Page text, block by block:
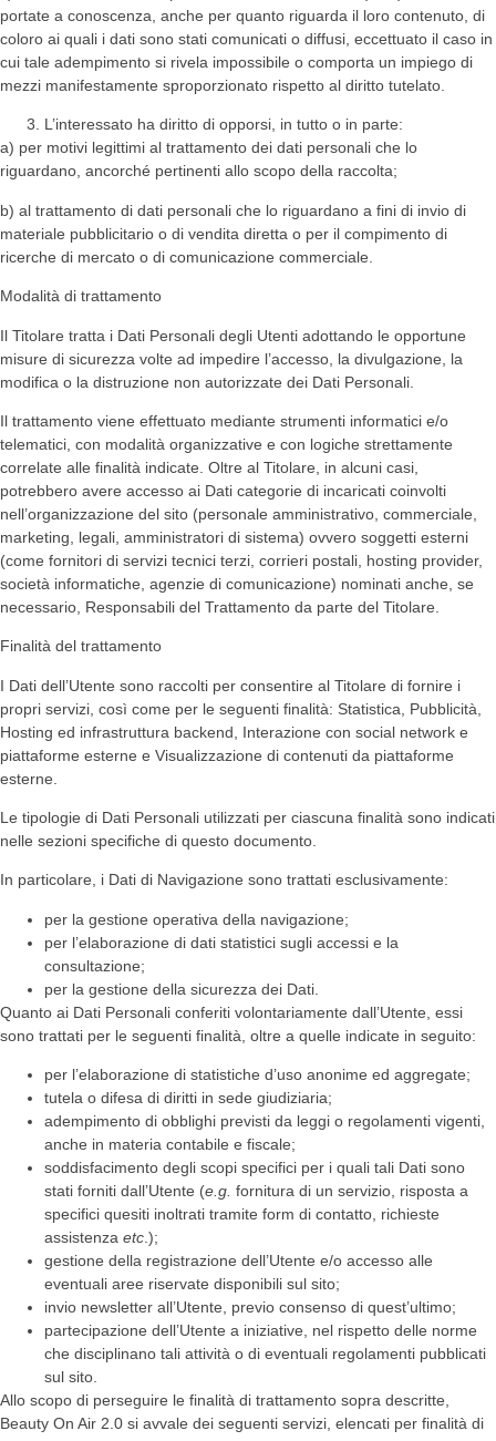
portate a conoscenza, anche per quanto riguarda il loro contenuto, di
coloro ai quali i dati sono stati comunicati o diffusi, eccettuato il caso in
cui tale adempimento si rivela impossibile o comporta un impiego di
mezzi manifestamente sproporzionato rispetto al diritto tutelato.
L’interessato ha diritto di opporsi, in tutto o in parte:
a) per motivi legittimi al trattamento dei dati personali che lo
riguardano, ancorché pertinenti allo scopo della raccolta;
b) al trattamento di dati personali che lo riguardano a fini di invio di
materiale pubblicitario o di vendita diretta o per il compimento di
ricerche di mercato o di comunicazione commerciale.
Modalità di trattamento
Il Titolare tratta i Dati Personali degli Utenti adottando le opportune
misure di sicurezza volte ad impedire l’accesso, la divulgazione, la
modifica o la distruzione non autorizzate dei Dati Personali.
Il trattamento viene effettuato mediante strumenti informatici e/o
telematici, con modalità organizzative e con logiche strettamente
correlate alle finalità indicate. Oltre al Titolare, in alcuni casi,
potrebbero avere accesso ai Dati categorie di incaricati coinvolti
nell’organizzazione del sito (personale amministrativo, commerciale,
marketing, legali, amministratori di sistema) ovvero soggetti esterni
(come fornitori di servizi tecnici terzi, corrieri postali, hosting provider,
società informatiche, agenzie di comunicazione) nominati anche, se
necessario, Responsabili del Trattamento da parte del Titolare.
Finalità del trattamento
I Dati dell’Utente sono raccolti per consentire al Titolare di fornire i
propri servizi, così come per le seguenti finalità: Statistica, Pubblicità,
Hosting ed infrastruttura backend, Interazione con social network e
piattaforme esterne e Visualizzazione di contenuti da piattaforme
esterne.
Le tipologie di Dati Personali utilizzati per ciascuna finalità sono indicati
nelle sezioni specifiche di questo documento.
In particolare, i Dati di Navigazione sono trattati esclusivamente:
per la gestione operativa della navigazione;
per l’elaborazione di dati statistici sugli accessi e la
consultazione;
per la gestione della sicurezza dei Dati.
Quanto ai Dati Personali conferiti volontariamente dall’Utente, essi
sono trattati per le seguenti finalità, oltre a quelle indicate in seguito:
per l’elaborazione di statistiche d’uso anonime ed aggregate;
tutela o difesa di diritti in sede giudiziaria;
adempimento di obblighi previsti da leggi o regolamenti vigenti,
anche in materia contabile e fiscale;
soddisfacimento degli scopi specifici per i quali tali Dati sono
stati forniti dall’Utente (e.g. fornitura di un servizio, risposta a
specifici quesiti inoltrati tramite form di contatto, richieste
assistenza etc.);
gestione della registrazione dell’Utente e/o accesso alle
eventuali aree riservate disponibili sul sito;
invio newsletter all’Utente, previo consenso di quest’ultimo;
partecipazione dell’Utente a iniziative, nel rispetto delle norme
che disciplinano tali attività o di eventuali regolamenti pubblicati
sul sito.
Allo scopo di perseguire le finalità di trattamento sopra descritte,
Beauty On Air 2.0 si avvale dei seguenti servizi, elencati per finalità di